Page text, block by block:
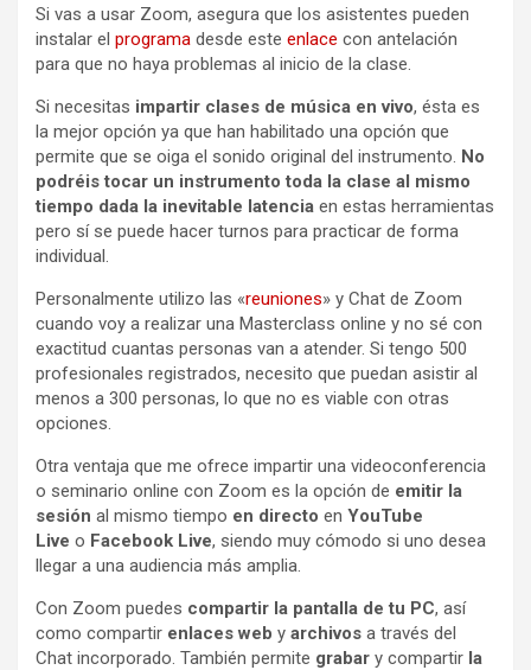
Si vas a usar Zoom, asegura que los asistentes pueden
instalar el programa desde este enlace con antelación
para que no haya problemas al inicio de la clase.
Si necesitas impartir clases de música en vivo, ésta es
la mejor opción ya que han habilitado una opción que
permite que se oiga el sonido original del instrumento. No
podréis tocar un instrumento toda la clase al mismo
tiempo dada la inevitable latencia en estas herramientas
pero sí se puede hacer turnos para practicar de forma
individual.
Personalmente utilizo las «reuniones» y Chat de Zoom
cuando voy a realizar una Masterclass online y no sé con
exactitud cuantas personas van a atender. Si tengo 500
profesionales registrados, necesito que puedan asistir al
menos a 300 personas, lo que no es viable con otras
opciones.
Otra ventaja que me ofrece impartir una videoconferencia
o seminario online con Zoom es la opción de emitir la
sesión al mismo tiempo en directo en YouTube
Live o Facebook Live, siendo muy cómodo si uno desea
llegar a una audiencia más amplia.
Con Zoom puedes compartir la pantalla de tu PC, así
como compartir enlaces web y archivos a través del
Chat incorporado. También permite grabar y compartir la